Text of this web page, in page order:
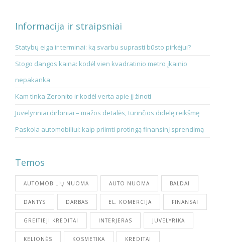
Informacija ir straipsniai
Statybų eiga ir terminai: ką svarbu suprasti būsto pirkėjui?
Stogo dangos kaina: kodėl vien kvadratinio metro įkainio
nepakanka
Kam tinka Zeronito ir kodėl verta apie jį žinoti
Juvelyriniai dirbiniai – mažos detalės, turinčios didelę reikšmę
Paskola automobiliui: kaip priimti protingą finansinį sprendimą
Temos
AUTOMOBILIŲ NUOMA AUTO NUOMA BALDAI
DANTYS DARBAS EL. KOMERCIJA FINANSAI
GREITIEJI KREDITAI INTERJERAS JUVELYRIKA
KELIONĖS KOSMETIKA KREDITAI